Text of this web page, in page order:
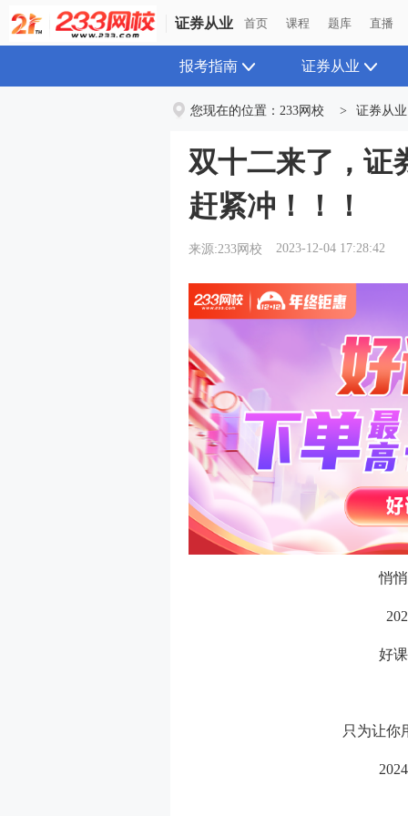
证券从业 首页 课程 题库 直播
报考指南 证券从业
您现在的位置： 233网校 > 证券从业
双十二来了，证
赶紧冲！！！
来源:233网校 2023-12-04 17:28:42
悄
好
只为让你